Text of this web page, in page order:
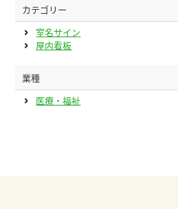
カテゴリー
室名サイン
屋内看板
業種
医療・福祉